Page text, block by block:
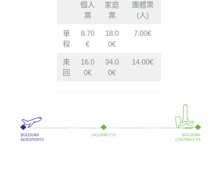
個人
票
家庭
票
團體票
(人)
單
程
8.70
€
18.0
0€
7.00€
來
回
16.0
0€
34.0
0€
14.00€